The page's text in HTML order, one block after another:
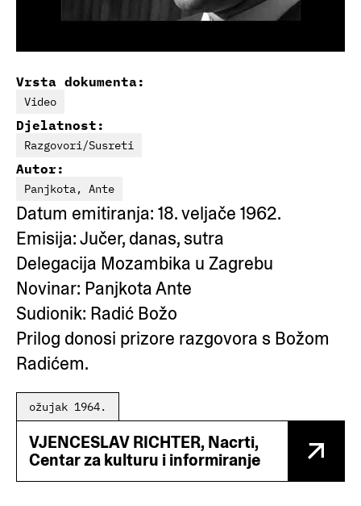
Vrsta dokumenta:
Video
Djelatnost:
Razgovori/Susreti
Autor:
Panjkota, Ante
Datum emitiranja: 18. veljače 1962.
Emisija: Jučer, danas, sutra
Delegacija Mozambika u Zagrebu
Novinar: Panjkota Ante
Sudionik: Radić Božo
Prilog donosi prizore razgovora s Božom
Radićem.
ožujak 1964.
VJENCESLAV RICHTER, Nacrti,
Centar za kulturu i informiranje